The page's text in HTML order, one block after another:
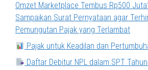
Omzet Marketplace Tembus Rp500
Sampaikan Surat Pernyataan agar
Pemungutan Pajak yang Terlambat
Pajak untuk Keadilan dan
Daftar Debitur NPL dalam SPT